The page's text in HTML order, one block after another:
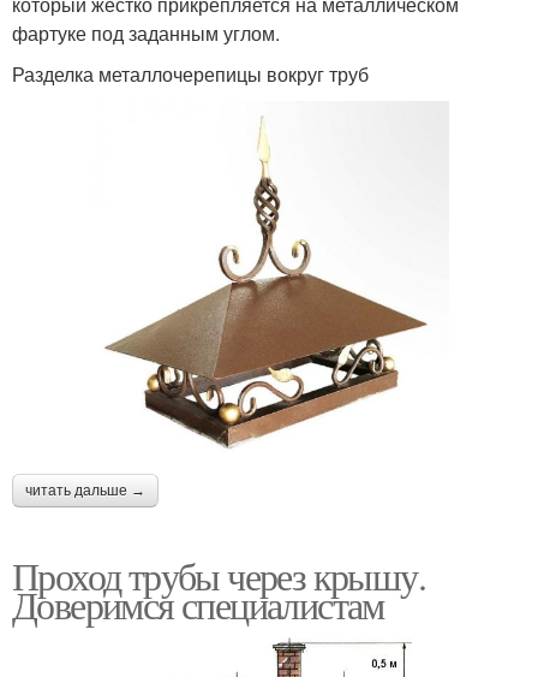
фартуке под заданным углом.
Разделка металлочерепицы вокруг труб
читать дальше →
Проход трубы через крышу.
Доверимся специалистам